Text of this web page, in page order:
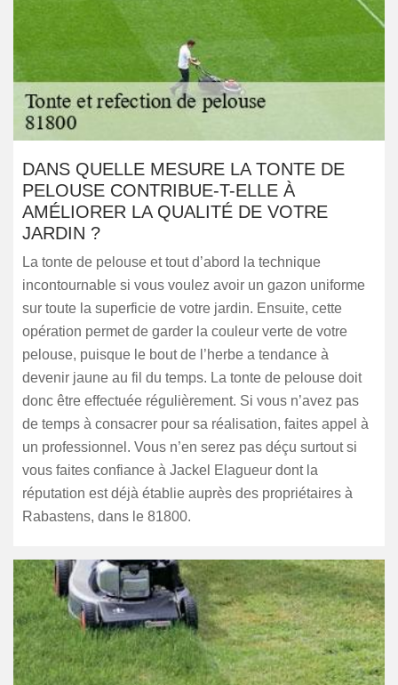
DANS QUELLE MESURE LA TONTE DE
PELOUSE CONTRIBUE-T-ELLE À
AMÉLIORER LA QUALITÉ DE VOTRE
JARDIN ?
La tonte de pelouse et tout d’abord la technique
incontournable si vous voulez avoir un gazon uniforme
sur toute la superficie de votre jardin. Ensuite, cette
opération permet de garder la couleur verte de votre
pelouse, puisque le bout de l’herbe a tendance à
devenir jaune au fil du temps. La tonte de pelouse doit
donc être effectuée régulièrement. Si vous n’avez pas
de temps à consacrer pour sa réalisation, faites appel à
un professionnel. Vous n’en serez pas déçu surtout si
vous faites confiance à Jackel Elagueur dont la
réputation est déjà établie auprès des propriétaires à
Rabastens, dans le 81800.